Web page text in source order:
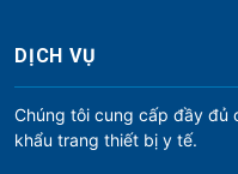
DỊCH VỤ
Chúng tôi cung cấp đầy đủ
khẩu trang thiết bị y tế.